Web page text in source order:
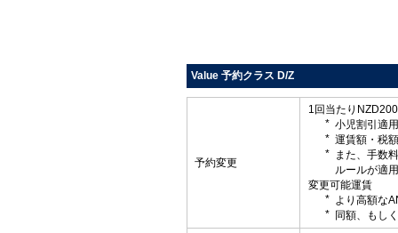
Value 予約クラス D/Z
予約変更
1回当たり
小児割引適
運賃額・税
また、手数
ルールが適
変更可能運賃
より高額な
同額、もし